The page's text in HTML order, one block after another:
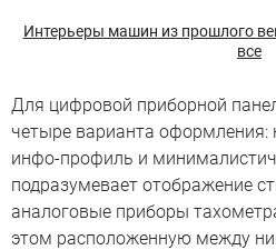
Интерьеры машин из прошлого
все
Для цифровой приборной
четыре варианта оформления:
инфо-профиль и
подразумевает отображение
аналоговые приборы
этом расположенную между